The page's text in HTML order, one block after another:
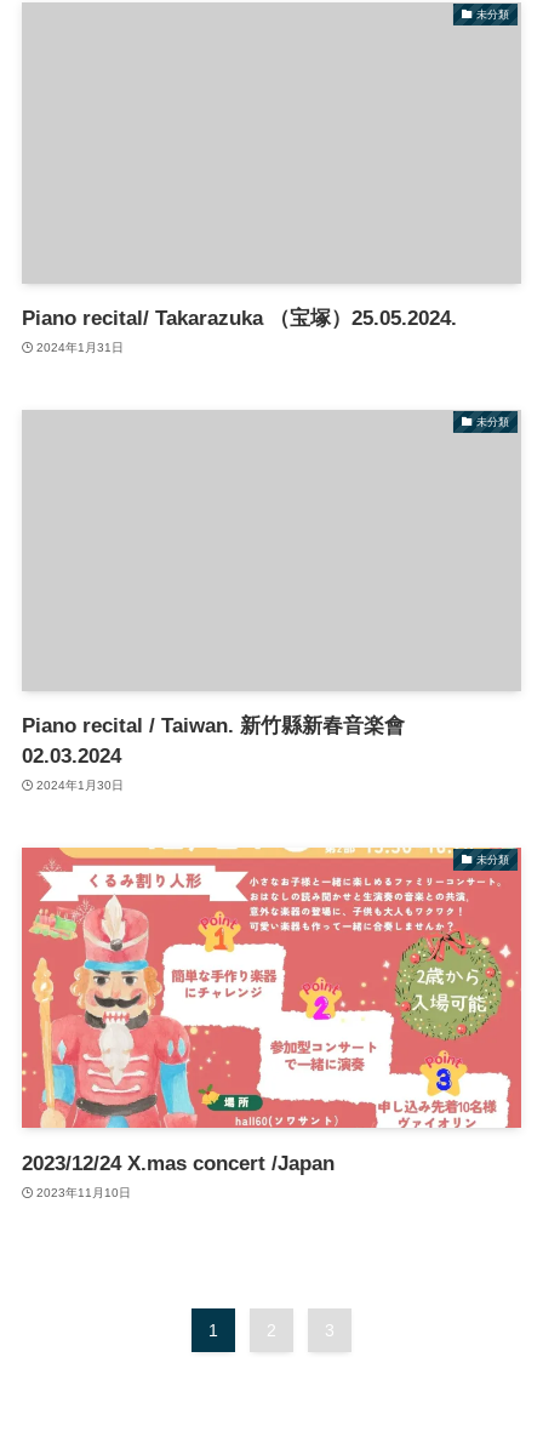
未分類
Piano recital/ Takarazuka （宝塚）25.05.2024.
2024年1月31日
未分類
Piano recital / Taiwan. 新竹縣新春音楽會
02.03.2024
2024年1月30日
未分類
2023/12/24 X.mas concert /Japan
2023年11月10日
1 2 3